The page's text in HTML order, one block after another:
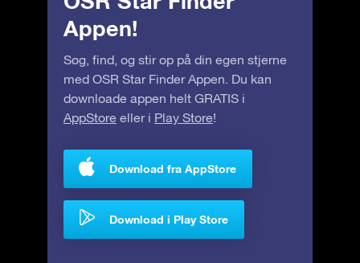
Appen!
Søg, find, og stir op på din egen stjerne
med OSR Star Finder Appen. Du kan
downloade appen helt GRATIS i
AppStore eller i Play Store!
Download fra AppStore
Download i Play Store